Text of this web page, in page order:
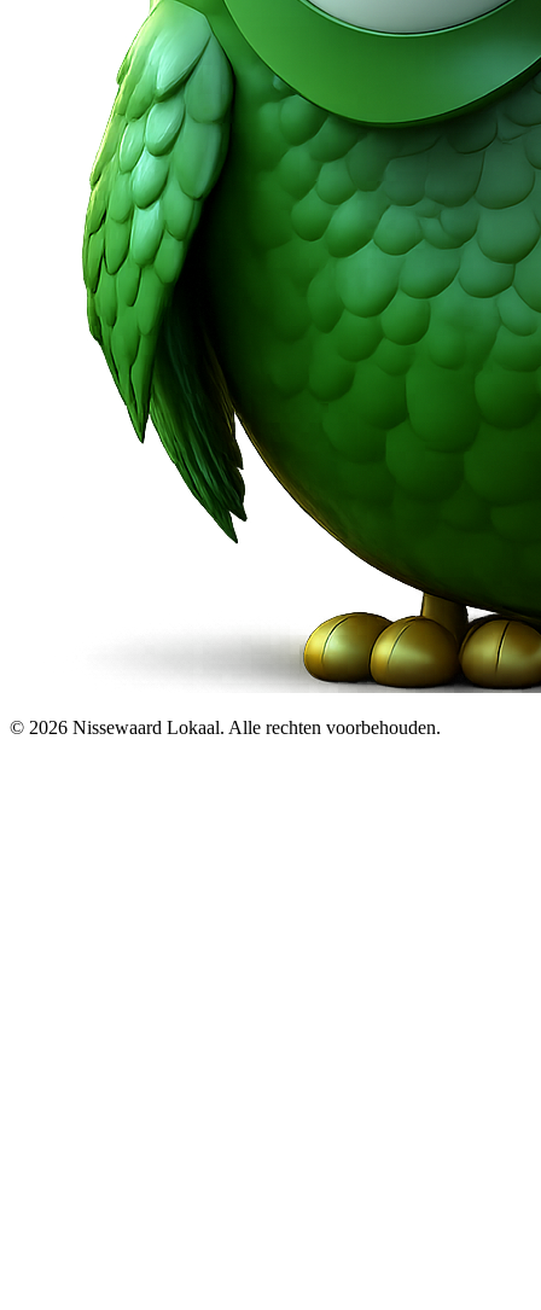
© 2026 Nissewaard Lokaal. Alle rechten voorbehouden.